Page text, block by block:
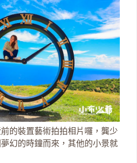
的裝置藝術拍拍相片囉，龔少
幻的時鐘而來，其他的小景就